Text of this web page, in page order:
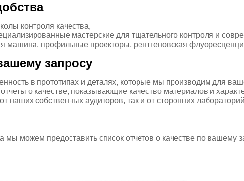
контроля качества,
мастерские для тщательного контроля и
машина, профильные проекторы, рентгеновская
запросу
в прототипах и деталях, которые мы производим для
о качестве, показывающие качество материалов и
наших собственных аудиторов, так и от сторонних
мы можем предоставить список отчетов о качестве по вашему